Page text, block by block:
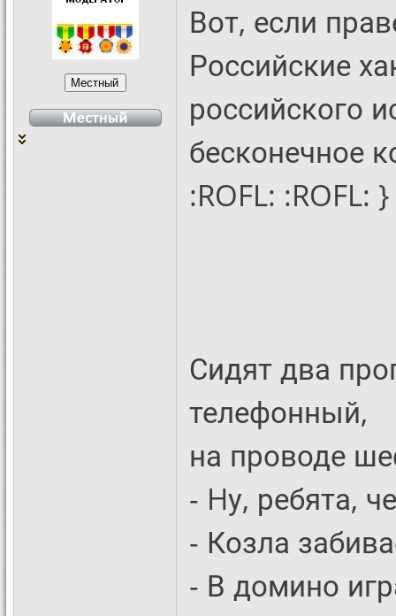
Вот, если
Российские
российского
бесконечное
:ROFL: :ROFL: }
Сидят два
телефонный,
на проводе
- Hу, ребята,
- Козла
- В домино